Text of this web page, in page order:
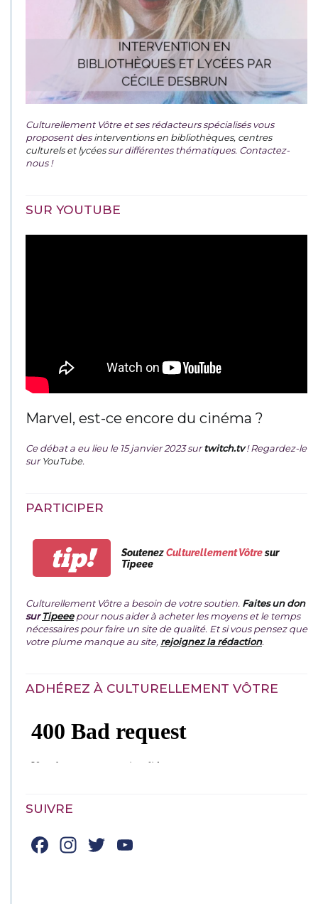
Culturellement Vôtre et ses rédacteurs spécialisés vous
proposent desinterventions en bibliothèques, centres
culturels et lycéessur différentes thématiques. Contactez-
nous !
SUR YOUTUBE
Marvel, est-ce encore du cinéma ?
Ce débat a eu lieu le 15 janvier 2023 surtwitch.tv ! Regardez-le
surYouTube.
PARTICIPER
tip! SoutenezCulturellement Vôtresur
Tipeee
Culturellement Vôtre a besoin de votre soutien. Faites un don
surTipeeepour nous aider à acheter les moyens et le temps
nécessaires pour faire un site de qualité. Et si vous pensez que
votre plume manque au site, rejoignez la rédaction.
ADHÉREZ À CULTURELLEMENT VÔTRE
SUIVRE
Facebook
Instagram
Twitter